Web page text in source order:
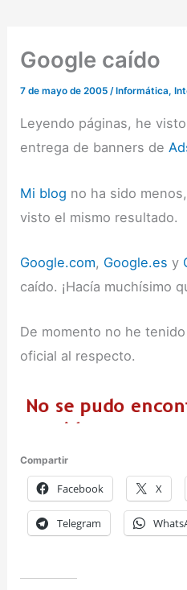
Google caído
7 de mayo de 2005/ Informática,
Leyendo páginas, he
entrega de banners de
Mi blog no ha sido
visto el mismo resultado.
Google.com, Google.es y
caído. ¡Hacía muchísimo
De momento no he
oficial al respecto.
Compartir
Facebook X
Telegram